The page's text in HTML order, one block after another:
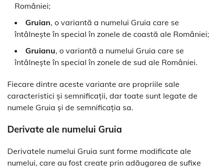
României;
Gruian, o variantă a numelui Gruia care se
întâlnește în special în zonele de coastă ale României;
Gruianu, o variantă a numelui Gruia care se
întâlnește în special în zonele de sud ale României.
Fiecare dintre aceste variante are propriile sale
caracteristici și semnificații, dar toate sunt legate de
numele Gruia și de semnificația sa.
Derivate ale numelui Gruia
Derivatele numelui Gruia sunt forme modificate ale
numelui, care au fost create prin adăugarea de sufixe